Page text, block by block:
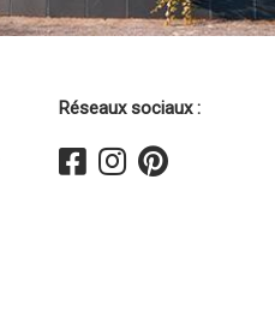
Réseaux sociaux :